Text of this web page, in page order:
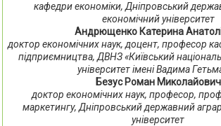
кафедри економіки, Дніпровський
економічний університет
Андрющенко Катерина
доктор економічних наук, доцент, професор
підприємництва, ДВНЗ «Київський
університет імені Вадима
Безус Роман Миколайович
доктор економічних наук, професор,
маркетингу, Дніпровський державний
університет